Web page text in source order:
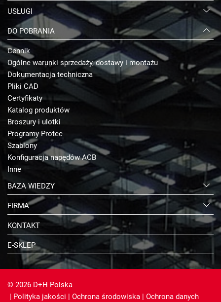
USŁUGI
DO POBRANIA
Cennik
Ogólne warunki sprzedaży, dostawy i montażu
Dokumentacja techniczna
Pliki CAD
Certyfikaty
Katalog produktów
Broszury i ulotki
Programy Protec
Szablony
Konfiguracja napędów ACB
Inne
BAZA WIEDZY
FIRMA
KONTAKT
E-SKLEP
© 2026 D+H Polska
| Polityka jakości | Ochrona środowiska | Ochrona danych